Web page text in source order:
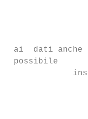
ai  dati anche
possibile